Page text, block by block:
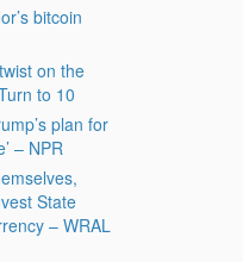
bitcoin
on the
to 10
plan for
– NPR
State
– WRAL